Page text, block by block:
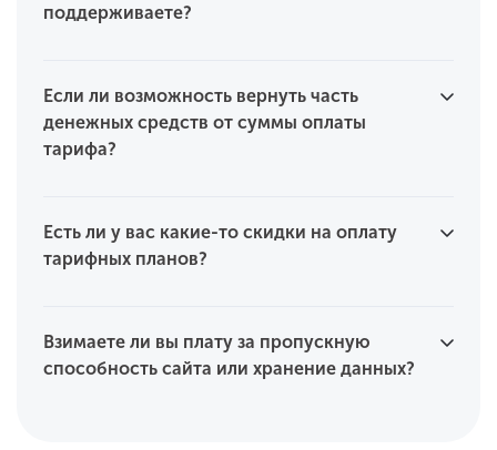
поддерживаете?
Если ли возможность вернуть часть
денежных средств от суммы оплаты
тарифа?
Есть ли у вас какие-то скидки на оплату
тарифных планов?
Взимаете ли вы плату за пропускную
способность сайта или хранение данных?